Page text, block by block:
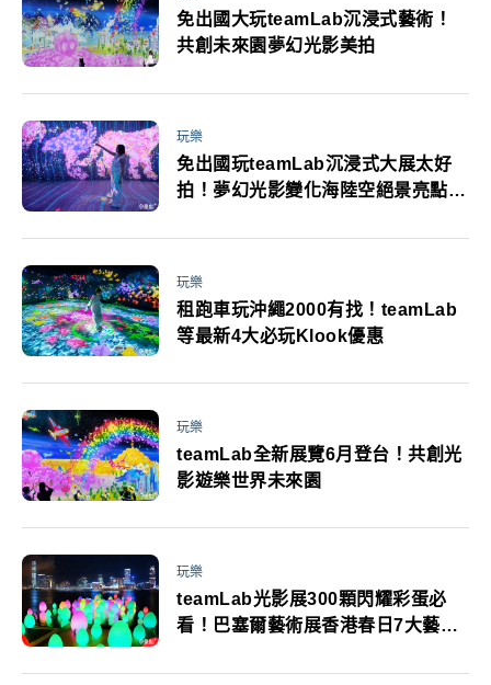
免出國大玩teamLab沉浸式藝術！
共創未來園夢幻光影美拍
玩樂
免出國玩teamLab沉浸式大展太好
拍！夢幻光影變化海陸空絕景亮點一
玩樂
租跑車玩沖繩2000有找！teamLab
等最新4大必玩Klook優惠
玩樂
teamLab全新展覽6月登台！共創光
影遊樂世界未來園
玩樂
teamLab光影展300顆閃耀彩蛋必
看！巴塞爾藝術展香港春日7大藝文